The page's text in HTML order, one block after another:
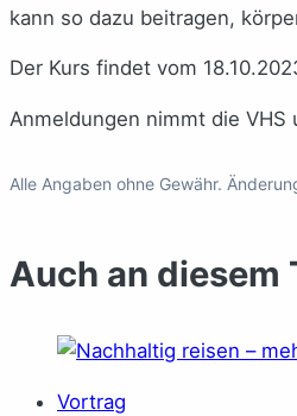
kann so dazu beitragen,
Der Kurs findet vom
Anmeldungen nimmt die
Alle Angaben ohne Gewähr.
Auch an diesem
Vortrag